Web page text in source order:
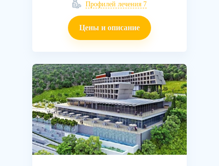
Профилей лечения 7
Цены и описание